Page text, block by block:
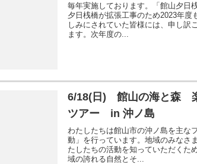
毎年実施しております。「館山夕日
夕日桟橋が拡張工事のため2023年度
しみにされていた皆様には、申し訳
ます。次年度の...
6/18(日) 館山の海と森
ツアー in 沖ノ島
わたしたちは館山市の沖ノ島を主な
動」を行っています。地域のみなさ
たしたちの活動を知っていただく
域の誇れる自然とそ...